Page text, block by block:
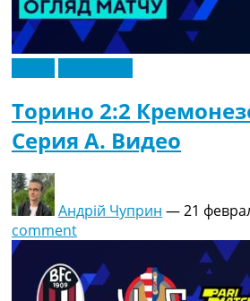
Торино 2:2
Серия A. Видео
Андрій Чуприн —21
comment